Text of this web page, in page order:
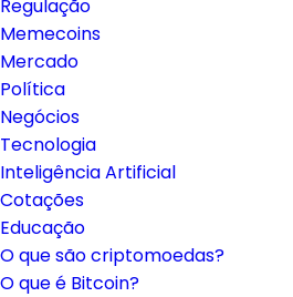
Regulação
Memecoins
Mercado
Política
Negócios
Tecnologia
Inteligência Artificial
Cotações
Educação
O que são criptomoedas?
O que é Bitcoin?